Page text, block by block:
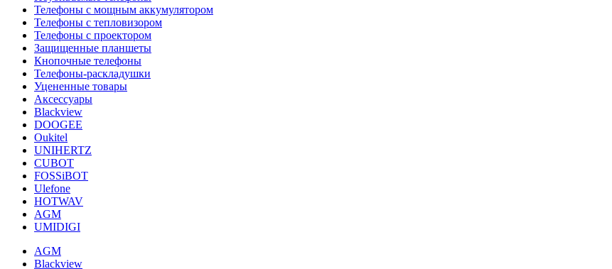
Телефоны с мощным аккумулятором
Телефоны с тепловизором
Телефоны с проектором
Защищенные планшеты
Кнопочные телефоны
Телефоны-раскладушки
Уцененные товары
Аксессуары
Blackview
DOOGEE
Oukitel
UNIHERTZ
CUBOT
FOSSiBOT
Ulefone
HOTWAV
AGM
UMIDIGI
AGM
Blackview